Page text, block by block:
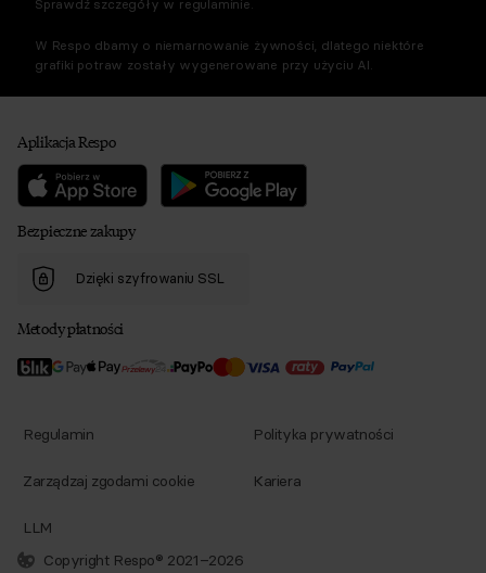
Sprawdź szczegóły w regulaminie.
W Respo dbamy o niemarnowanie żywności, dlatego niektóre
grafiki potraw zostały wygenerowane przy użyciu AI.
Aplikacja Respo
Bezpieczne zakupy
Dzięki szyfrowaniu SSL
Metody płatności
Copyright Respo® 2021–2026
Regulamin Polityka prywatności
Zarządzaj zgodami cookie Kariera
LLM